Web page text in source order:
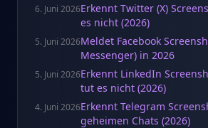
6. Juni 2026Erkennt Twitter (X)
es nicht (2026)
5. Juni 2026Meldet Facebook
Messenger) in 2026
5. Juni 2026Erkennt LinkedIn
tut es nicht (2026)
4. Juni 2026Erkennt Telegram
geheimen Chats (2026)